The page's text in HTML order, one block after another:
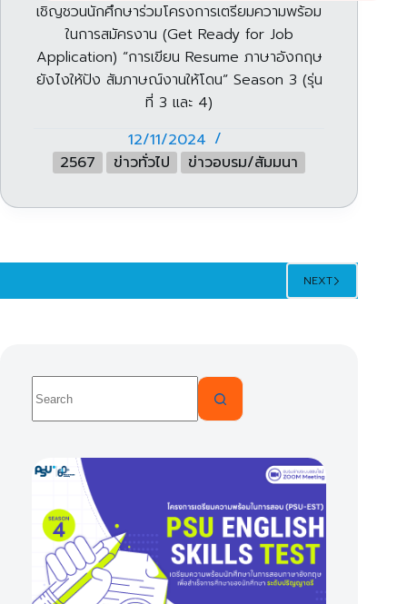
เชิญชวนนักศึกษาร่วมโครงการเตรียมความพร้อม
ในการสมัครงาน (Get Ready for Job
Application) “การเขียน Resume ภาษาอังกฤษ
ยังไงให้ปัง สัมภาษณ์งานให้โดน” Season 3 (รุ่น
ที่ 3 และ 4)
12/11/2024
2567
ข่าวทั่วไป ข่าวอบรม/สัมมนา
NEXT
results